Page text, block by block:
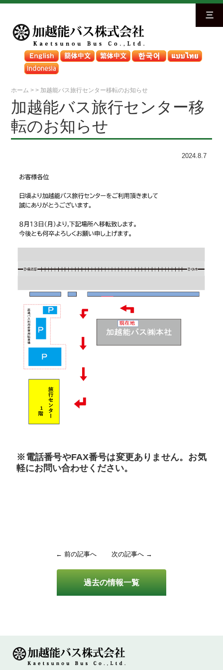
三
ホーム >> 加越能バス旅行センター移転のお知らせ
過去の情報一覧
加越能バス旅行センター移
転のお知らせ
2024.8.7
※電話番号やFAX番号は変更ありません。お気
軽にお問い合わせください。
← 前の記事へ 次の記事へ →